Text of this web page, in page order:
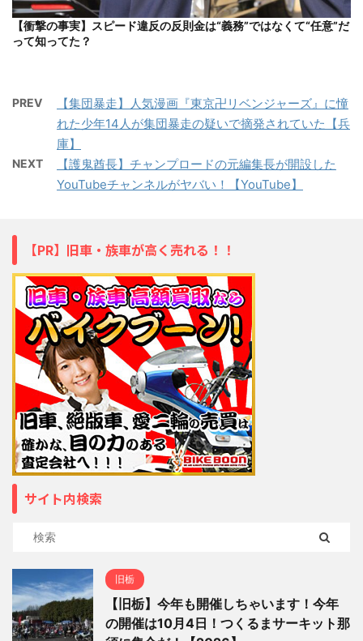
【衝撃の事実】スピード違反の反則金は“義務”ではなくて“任意”だ
って知ってた？
PREV
【集団暴走】人気漫画『東京卍リベンジャーズ』に憧
れた少年14人が集団暴走の疑いで摘発されていた【兵
庫】
NEXT
【護鬼酋長】チャンプロードの元編集長が開設した
YouTubeチャンネルがヤバい！【YouTube】
【PR】旧車・族車が高く売れる！！
サイト内検索
旧栃
【旧栃】今年も開催しちゃいます！今年
の開催は10月4日！つくるまサーキット那